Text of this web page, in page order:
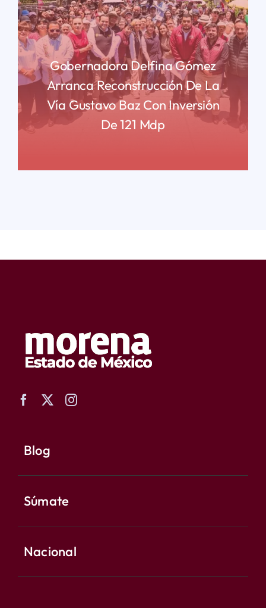
Gobernadora Delfina Gómez
Arranca Reconstrucción De La
Vía Gustavo Baz Con Inversión
De 121 Mdp
Blog
Súmate
Nacional